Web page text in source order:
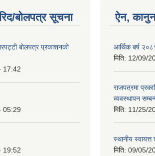
बोलपत्र सूचना
बाेलपत्र प्रकाशनकाे
17:42
05:29
19:52
ऐन, कानुन
आर्थिक बर्ष
मिति: 12/09/
राजपत्रमा
व्यवस्थापन
मिति: 11/25/
स्थानीय
मिति: 09/05/